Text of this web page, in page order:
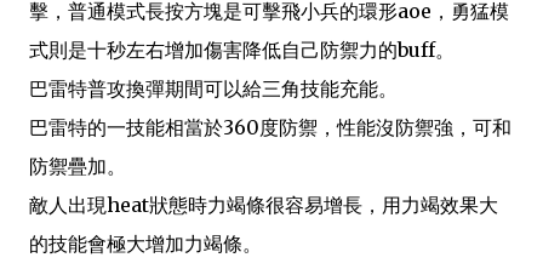
擊，普通模式長按方塊是可擊飛小兵的環形aoe，勇猛模
式則是十秒左右增加傷害降低自己防禦力的buff。
巴雷特普攻換彈期間可以給三角技能充能。
巴雷特的一技能相當於360度防禦，性能沒防禦強，可和
防禦疊加。
敵人出現heat狀態時力竭條很容易增長，用力竭效果大
的技能會極大增加力竭條。